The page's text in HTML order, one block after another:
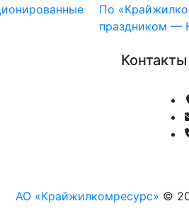
По
праздником —
Контакты
АО «Крайжилкомресурс» ©